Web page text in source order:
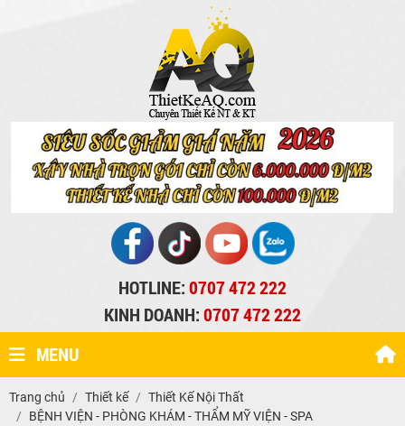
HOTLINE:0707 472 222
KINH DOANH:0707 472 222
MENU
Trang chủ Thiết kế
Thiết Kế Nội Thất
BỆNH VIỆN - PHÒNG KHÁM - THẨM MỸ VIỆN - SPA